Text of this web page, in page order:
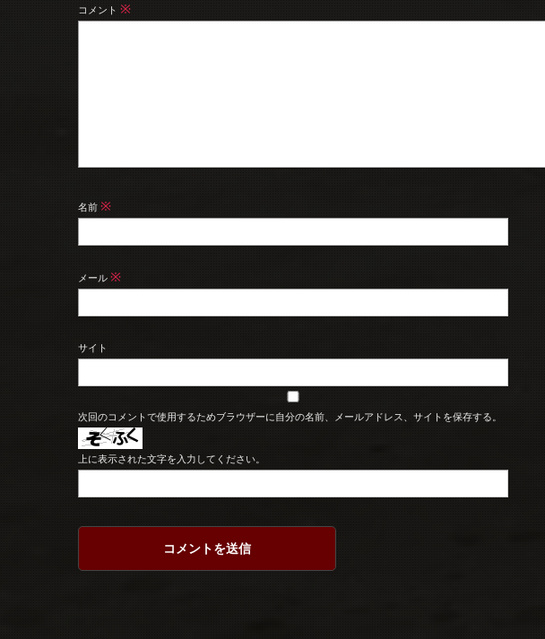
コメント※
名前※
メール※
サイト
次回のコメントで使用するためブラウザーに自分の名前、メールアドレス、サイトを保存する。
上に表示された文字を入力してください。